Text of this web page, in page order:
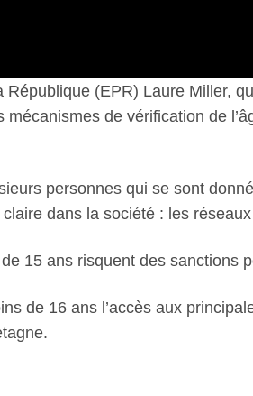
(EPR) Laure Miller,
de vérification de
personnes qui se sont
dans la société : les réseaux
15 ans risquent des sanctions
de 16 ans l’accès aux